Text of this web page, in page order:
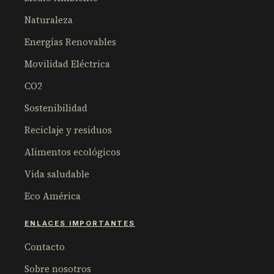
Naturaleza
Energías Renovables
Movilidad Eléctrica
CO2
Sostenibilidad
Reciclaje y residuos
Alimentos ecológicos
Vida saludable
Eco América
ENLACES IMPORTANTES
Contacto
Sobre nosotros